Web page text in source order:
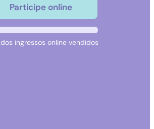
Participe online
dos ingressos online vendidos